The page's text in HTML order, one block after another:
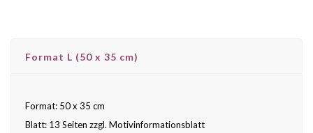
Format L (50 x 35 cm)
Format: 50 x 35 cm
Blatt: 13 Seiten zzgl. Motivinformationsblatt